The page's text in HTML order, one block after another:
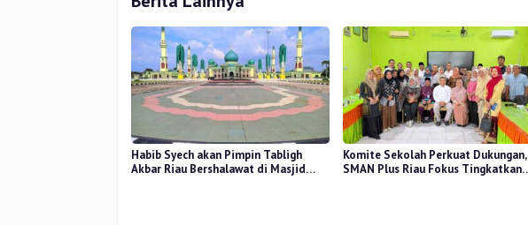
Habib Syech akan Pimpin Tabligh
Akbar Riau Bershalawat di Masjid
Komite Sekolah Perkuat Dukungan,
SMAN Plus Riau Fokus Tingkatkan